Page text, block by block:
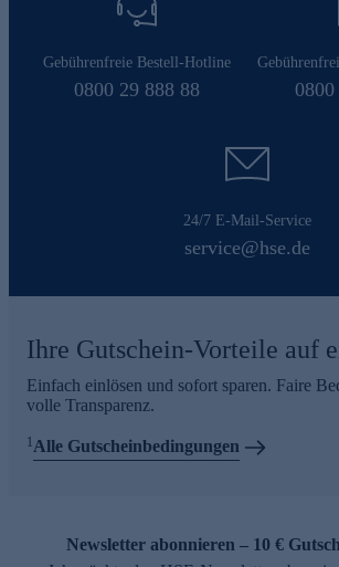
Gebührenfreie Bestell-Hotline
0800 29 888 88
24/7 E-Mail-Service
service@hse.de
Ihre Gutschein-Vorteile auf
Einfach einlösen und sofort sparen. Faire
volle Transparenz.
1Alle Gutscheinbedingungen
Newsletter abonnieren – 10 €